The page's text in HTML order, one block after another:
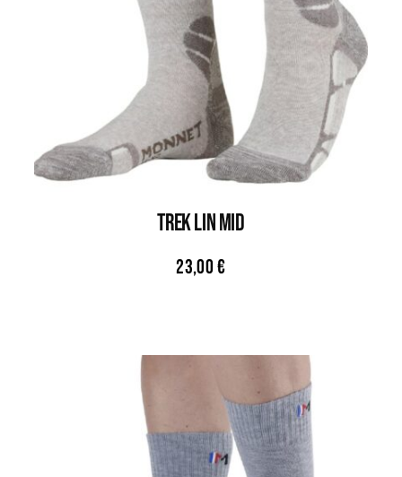
TREK LIN MID
23,00€